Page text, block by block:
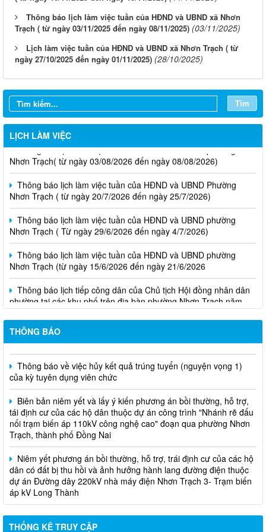
Thông báo lịch làm việc tuần của HĐND và UBND xã Nhơn
Trạch ( từ ngày 03/11/2025 đến ngày 08/11/2025) (03/11/2025)
Lịch làm việc tuần của HĐND và UBND xã Nhơn Trạch ( từ
ngày 27/10/2025 đến ngày 01/11/2025) (28/10/2025)
Tìm
LỊCH LÀM VIỆC
Thông báo lịch làm việc tuần của HĐND và UBND phường
Nhơn Trạch( từ ngày 03/08/2026 đến ngày 08/08/2026)
Thông báo lịch làm việc tuần của HĐND và UBND Phường
Nhơn Trạch ( từ ngày 20/7/2026 đến ngày 25/7/2026)
Thông báo lịch làm việc tuần của HĐND và UBND phường
Nhơn Trạch ( Từ ngày 29/6/2026 đến ngày 4/7/2026)
Thông báo lịch làm việc tuần của HĐND và UBND phường
Nhơn Trạch (từ ngày 15/6/2026 đến ngày 21/6/2026
Thông báo lịch tiếp công dân của Chủ tịch Hội đồng nhân dân
phường tại các khu phố trên địa bàn phường Nhơn Trạch năm
2026
THÔNG BÁO
Niêm yết phương án bồi thường, hỗ trợ, tái định cư
Thông báo về việc hủy kết quả trúng tuyển (nguyện vọng 1)
của kỳ tuyên dụng viên chức
Biên bản niêm yết và lấy ý kiến phương án bồi thường, hỗ trợ,
tái định cư của các hộ dân thuộc dự án công trình "Nhánh rẽ đấu
nối trạm biến áp 110kV công nghệ cao" đoạn qua phường Nhơn
Trạch, thành phố Đồng Nai
Niêm yết phương án bồi thường, hỗ trợ, trái định cư của các hộ
dân có đất bị thu hồi và ảnh hưởng hành lang đường điện thuộc
dự án Đường dây 220kV nhà máy điện Nhơn Trạch 3- Trạm biến
áp kV Long Thành
Biên bản về việc niêm yết phương án bồi thường, hỗ trợ, tái
định cư của các hộ dân có đất bị thu hồi thuộc dự án nâng cấp
THỐNG KÊ TRUY CẬP